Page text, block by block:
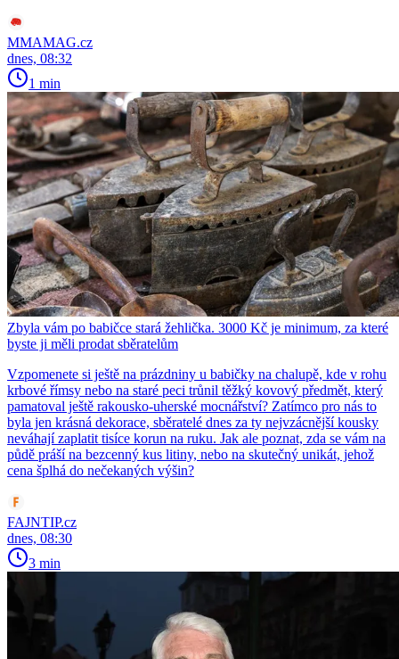
MMAMAG.cz
dnes, 08:32
1 min
Zbyla vám po babičce stará žehlička. 3000 Kč je minimum, za které
byste ji měli prodat sběratelům
Vzpomenete si ještě na prázdniny u babičky na chalupě, kde v rohu
krbové římsy nebo na staré peci trůnil těžký kovový předmět, který
pamatoval ještě rakousko-uherské mocnářství? Zatímco pro nás to
byla jen krásná dekorace, sběratelé dnes za ty nejvzácnější kousky
neváhají zaplatit tisíce korun na ruku. Jak ale poznat, zda se vám na
půdě práší na bezcenný kus litiny, nebo na skutečný unikát, jehož
cena šplhá do nečekaných výšin?
FAJNTIP.cz
dnes, 08:30
3 min